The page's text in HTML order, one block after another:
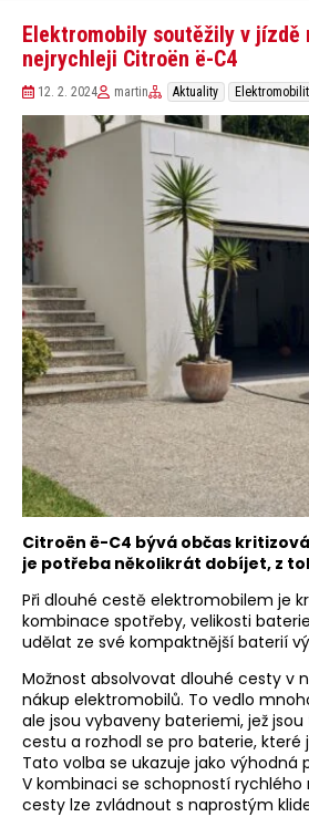
Elektromobily soutěžily v
nejrychleji Citroën ë-C4
12. 2. 2024 martin Aktuality
Citroën ë-C4 bývá občas
je potřeba několikrát dobíjet, z
Při dlouhé cestě elektromobilem je
kombinace spotřeby, velikosti
udělat ze své kompaktnější baterií
Možnost absolvovat dlouhé cesty v
nákup elektromobilů. To vedlo
ale jsou vybaveny bateriemi, jež
cestu a rozhodl se pro baterie,
Tato volba se ukazuje jako
V kombinaci se schopností
cesty lze zvládnout s naprostým